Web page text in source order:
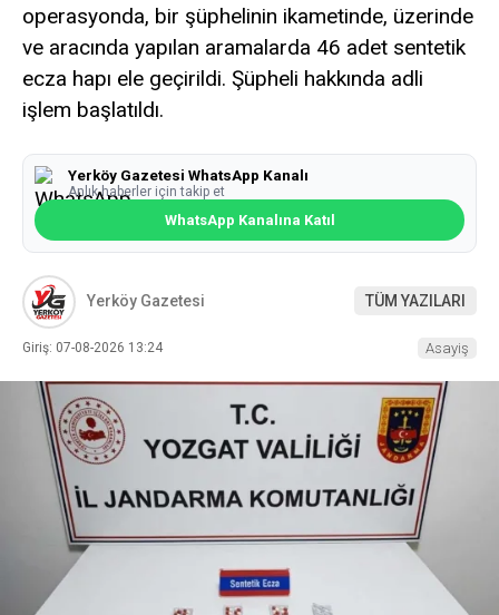
operasyonda, bir şüphelinin ikametinde, üzerinde
ve aracında yapılan aramalarda 46 adet sentetik
ecza hapı ele geçirildi. Şüpheli hakkında adli
işlem başlatıldı.
Yerköy Gazetesi WhatsApp Kanalı
Anlık haberler için takip et
WhatsApp Kanalına Katıl
Yerköy Gazetesi TÜM YAZILARI
Giriş: 07-08-2026 13:24 Asayiş